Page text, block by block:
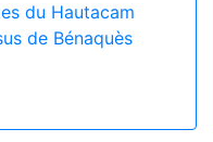
du Hautacam
de Bénaquès